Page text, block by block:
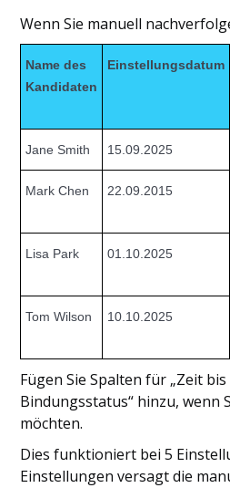
Wenn Sie manuell
Name des
Kandidaten
Einstellungsdatum
Jane Smith 15.09.2025
Mark Chen 22.09.2015
Lisa Park 01.10.2025
Tom Wilson 10.10.2025
Fügen Sie Spalten für „Zeit
Bindungsstatus“ hinzu, wenn
möchten.
Dies funktioniert bei 5
Einstellungen versagt die